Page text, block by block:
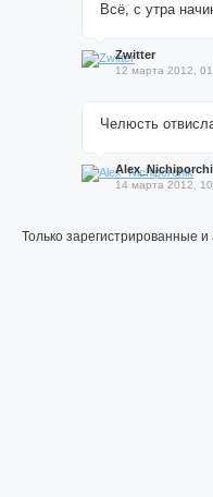
Всё, с утра
Zwitter
12 марта 2012,
Челюсть
14 марта 2012,
Только зарегистрированные